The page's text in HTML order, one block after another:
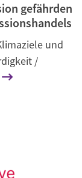
gefährden
und
/